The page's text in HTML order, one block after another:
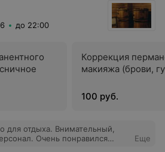
до 22:00
Коррекция
макияжа (брови,
100 руб.
для отдыха. Внимательный,
Очень понравился
Еще